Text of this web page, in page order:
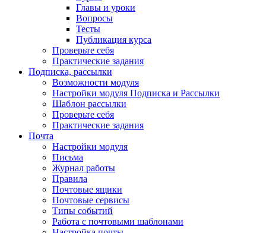
Главы и уроки
Вопросы
Тесты
Публикация курса
Проверьте себя
Практические задания
Подписка, рассылки
Возможности модуля
Настройки модуля Подписка и Рассылки
Шаблон рассылки
Проверьте себя
Практические задания
Почта
Настройки модуля
Письма
Журнал работы
Правила
Почтовые ящики
Почтовые сервисы
Типы событий
Работа с почтовыми шаблонами